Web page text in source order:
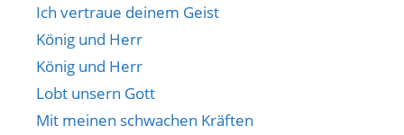
Ich vertraue deinem Geist
König und Herr
König und Herr
Lobt unsern Gott
Mit meinen schwachen Kräften